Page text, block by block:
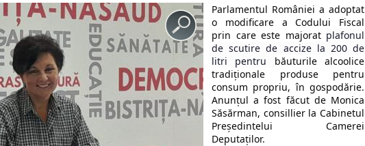
Parlamentul României a adoptat
o modificare a Codului Fiscal
prin care este majorat plafonul
de scutire de accize la 200 de
litri pentru băuturile alcoolice
tradiționale produse pentru
consum propriu, în gospodărie.
Anunțul a fost făcut de Monica
Săsărman, consillier la Cabinetul
Președintelui Camerei
Deputaților.